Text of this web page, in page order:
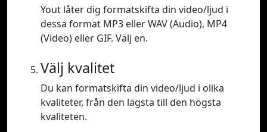
Yout låter dig formatskifta din video/ljud i
dessa format MP3 eller WAV (Audio), MP4
(Video) eller GIF. Välj en.
Välj kvalitet
Du kan formatskifta din video/ljud i olika
kvaliteter, från den lägsta till den högsta
kvaliteten.